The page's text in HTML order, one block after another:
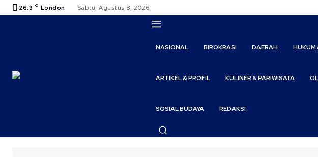
26.3 C London Sabtu, Agustus 8, 2026
NASIONAL BIROKRASI DAERAH HUKUM
ARTIKEL & PROFIL KULINER & PARIWISATA
SOSIAL BUDAYA REDAKSI